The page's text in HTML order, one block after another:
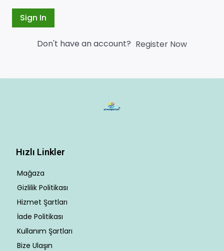
Sign In
Don't have an account? Register Now
Hızlı Linkler
Mağaza
Gizlilik Politikası
Hizmet Şartları
İade Politikası
Kullanım Şartları
Bize Ulaşın